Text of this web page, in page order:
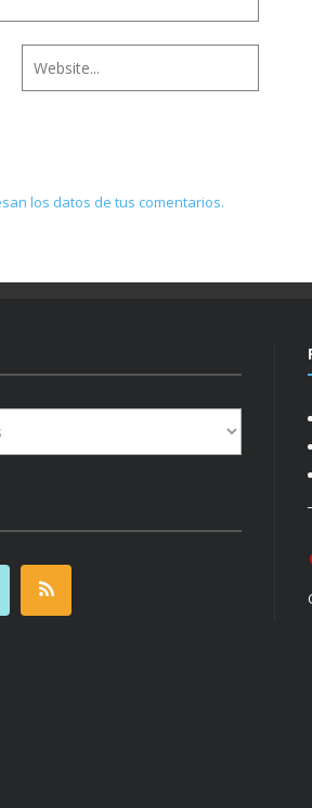
los datos de tus comentarios.